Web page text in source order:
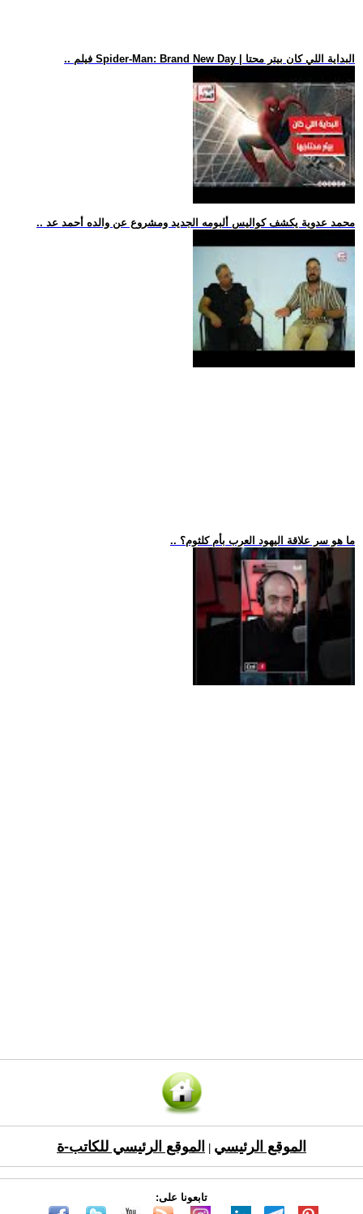
.. فيلم Spider-Man: Brand New Day | البداية اللي كان بيتر محتا
.. محمد عدوية يكشف كواليس ألبومه الجديد ومشروع عن والده أحمد عد
.. ما هو سر علاقة اليهود العرب بأم كلثوم؟
الموقع الرئيسي الموقع الرئيسي للكاتب-ة
تابعونا على: